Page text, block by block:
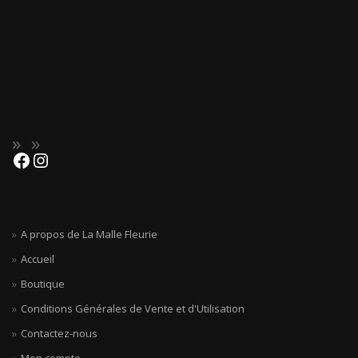
A propos de La Malle Fleurie
Accueil
Boutique
Conditions Générales de Vente et d'Utilisation
Contactez-nous